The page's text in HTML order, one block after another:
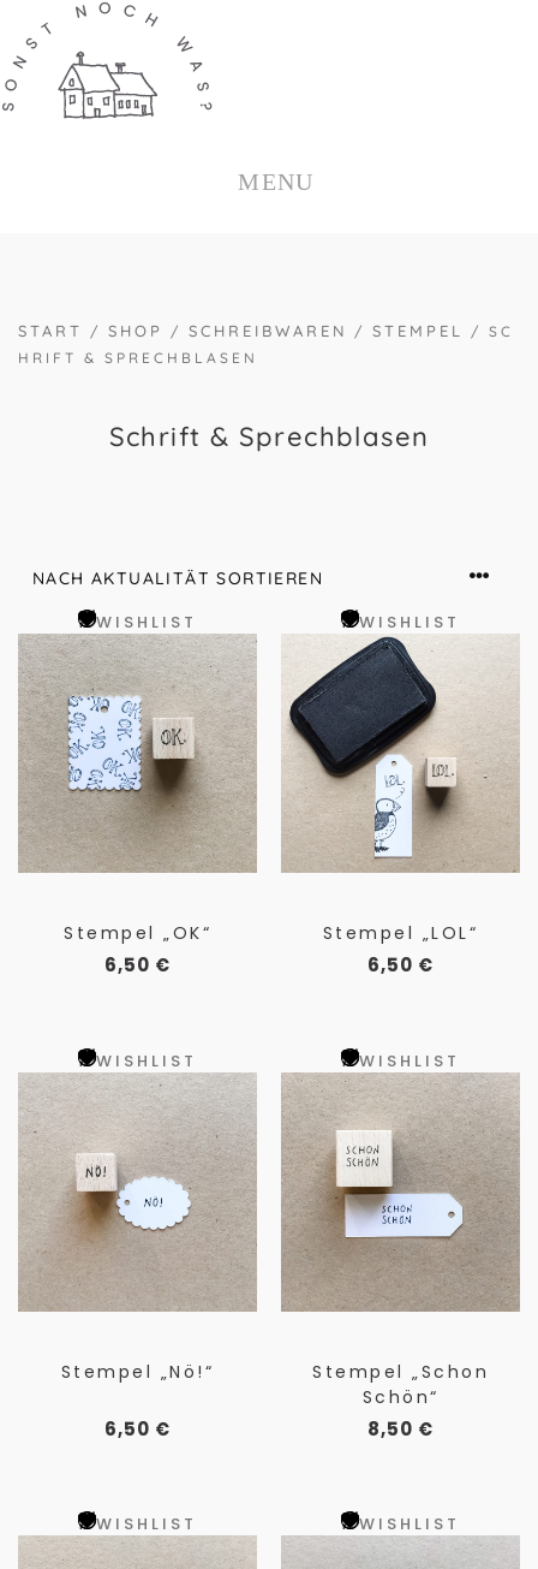
INHALT
SPRINGEN
MENU
START / SHOP / SCHREIBWAREN / STEMPEL
/ SC
HRIFT & SPRECHBLASEN
Schrift & Sprechblasen
WISHLIST
Stempel „OK“
6,50 €
WISHLIST
Stempel „LOL“
6,50 €
WISHLIST
Stempel „Nö!“
6,50 €
WISHLIST
Stempel „Schon
Schön“
8,50 €
WISHLIST WISHLIST